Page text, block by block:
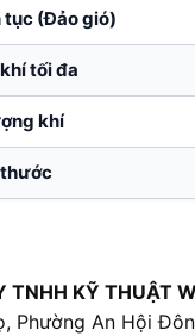
tục (Đảo gió)
tối đa
khí
TNHH KỸ THUẬT
Phường An Hội